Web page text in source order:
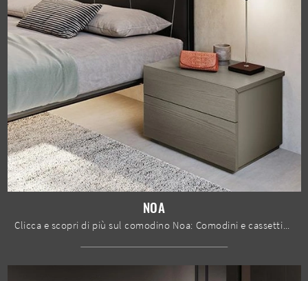
NOA
Clicca e scopri di più sul comodino Noa: Comodini e cassettiere di Mobilgam sono ideali per spazi moderni.